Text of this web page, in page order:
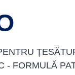
- FORMULĂ